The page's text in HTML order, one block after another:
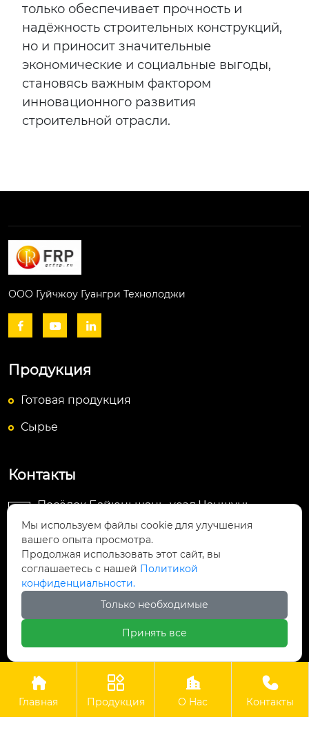
только обеспечивает прочность и
надёжность строительных конструкций,
но и приносит значительные
экономические и социальные выгоды,
становясь важным фактором
инновационного развития
строительной отрасли.
ООО Гуйчжоу Гуангри Технолоджи
  
Продукция
Готовая продукция
Сырье
Контакты
Посёлок Байюньшань, уезд Чаншунь,
провинция Гуйчжоу
 info@lightsunfrp.com
 +86-15089178426
＋8615089178426
Авторское право©ООО Гуйчжоу Гуангри Технолоджи

Главная

Продукция

О Hас

Контакты
Мы используем файлы cookie для улучшения
вашего опыта просмотра.
Продолжая использовать этот сайт, вы
соглашаетесь с нашей Политикой
конфиденциальности.
Только необходимые
Принять все